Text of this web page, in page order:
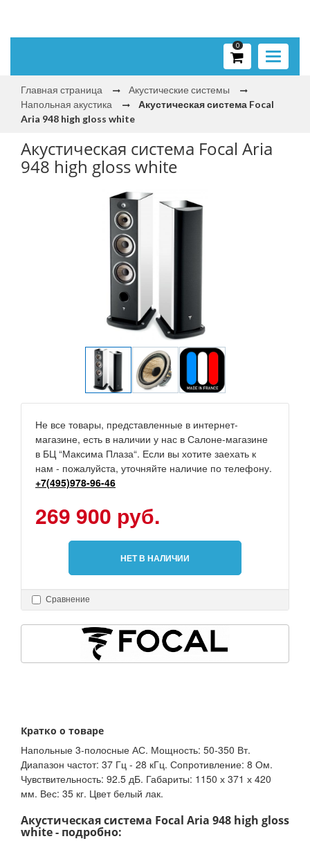
Toggle
0
Главная страница
Акустические системы
Напольная акустика
Акустическая система Focal
Aria 948 high gloss white
Акустическая система Focal Aria
948 high gloss white
Не все товары, представленные в интернет-
магазине, есть в наличии у нас в Салоне-магазине
в БЦ “Максима Плаза“. Если вы хотите заехать к
нам - пожалуйста, уточняйте наличие по телефону.
+7(495)978-96-46
269 900 руб.
НЕТ В НАЛИЧИИ
Сравнение
Кратко о товаре
Напольные 3-полосные АС. Мощность: 50-350 Вт.
Диапазон частот: 37 Гц - 28 кГц. Сопротивление: 8 Ом.
Чувствительность: 92.5 дБ. Габариты: 1150 х 371 х 420
мм. Вес: 35 кг. Цвет белый лак.
Акустическая система Focal Aria 948 high gloss
white - подробно: